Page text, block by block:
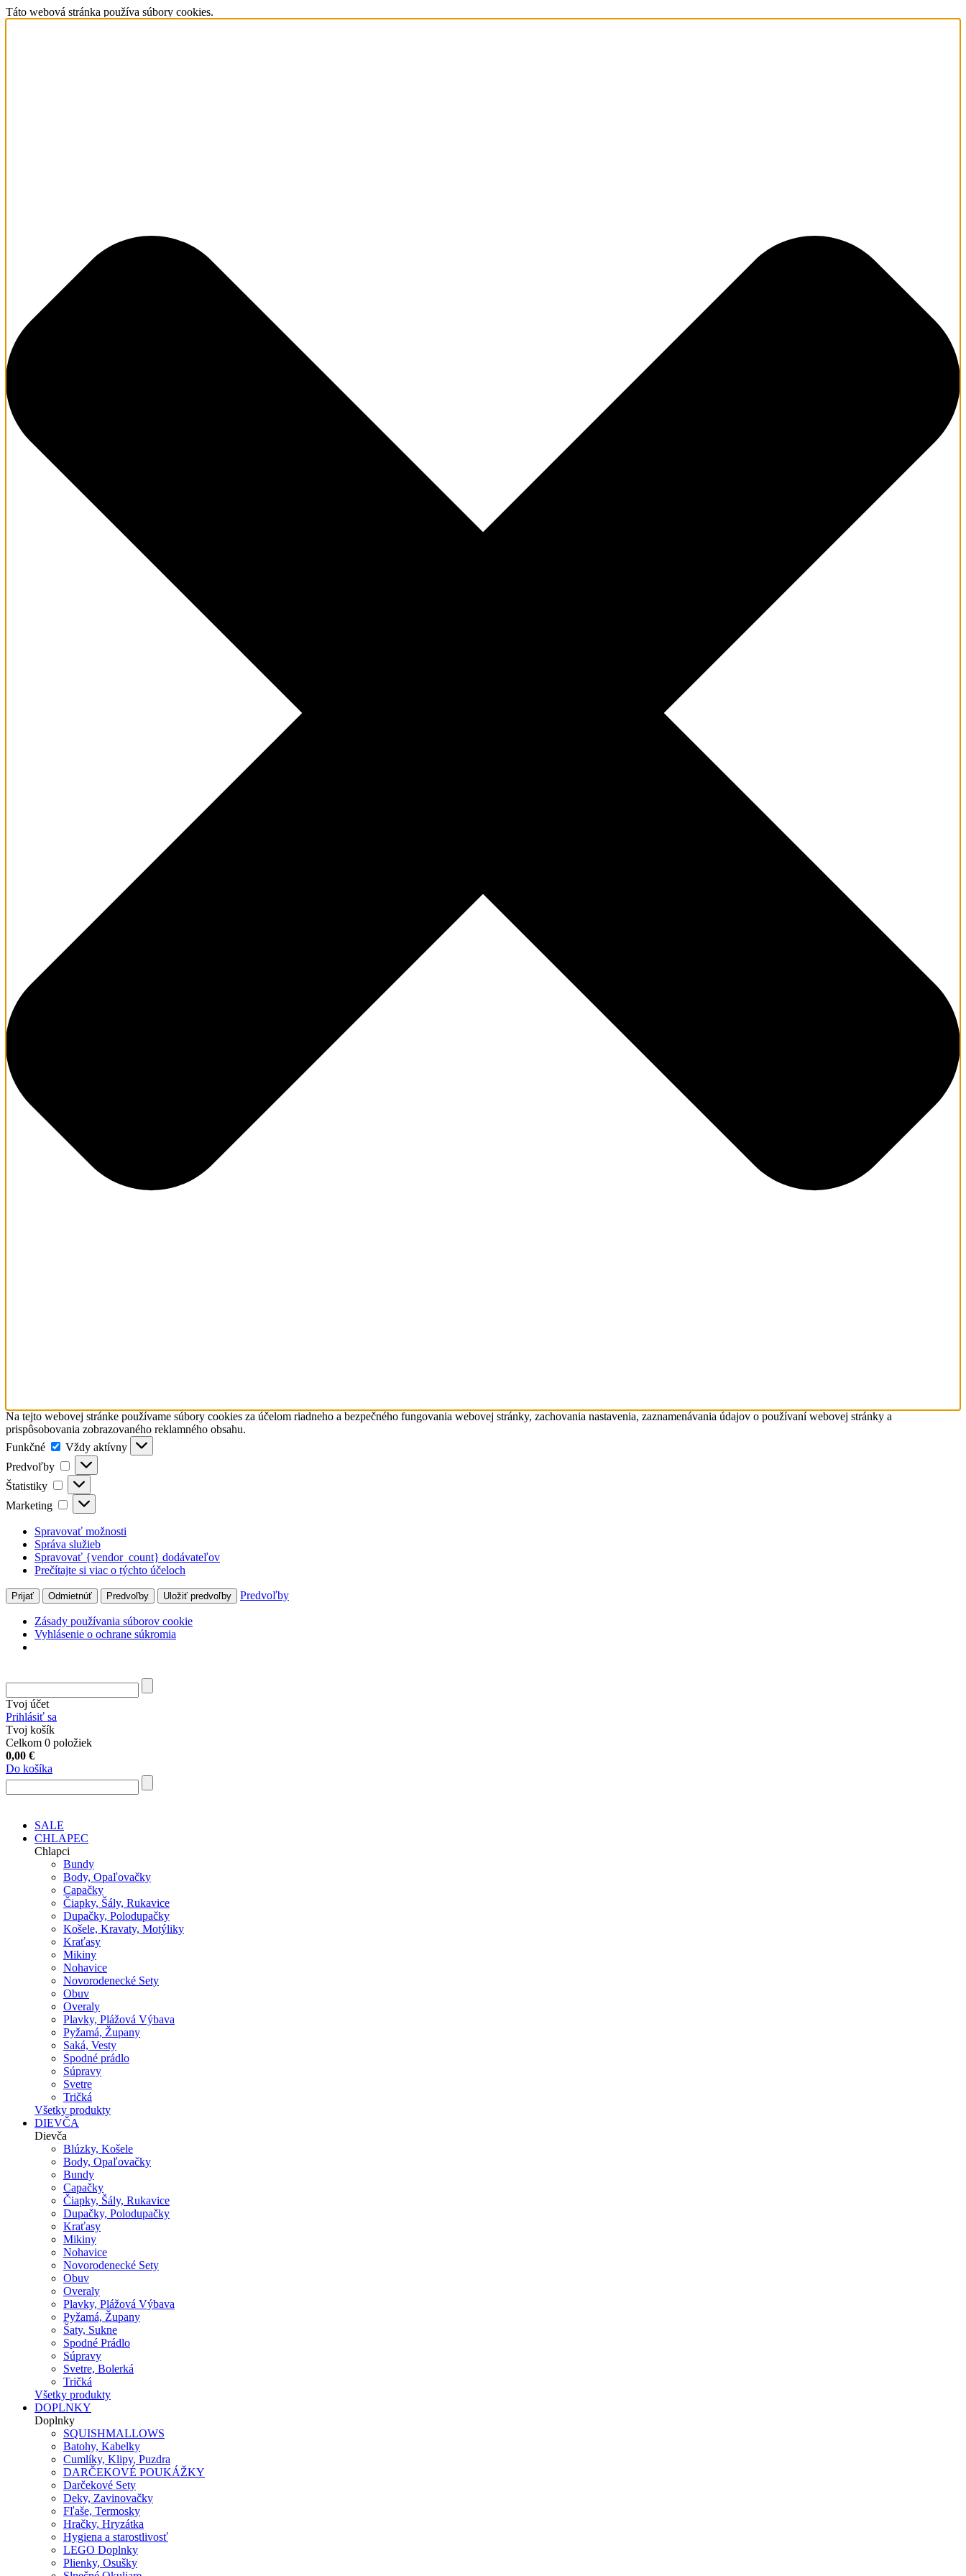
Táto webová stránka používa súbory cookies.
Na tejto webovej stránke používame súbory cookies za účelom riadneho a bezpečného fungovania webovej stránky, zachovania nastavenia, zaznamenávania údajov o používaní webovej stránky a
prispôsobovania zobrazovaného reklamného obsahu.
Funkčné
Funkčné
Vždy aktívny
Predvoľby
Predvoľby
Štatistiky Štatistiky
Marketing Marketing
Spravovať možnosti
Správa služieb
Spravovať {vendor_count} dodávateľov
Prečítajte si viac o týchto účeloch
Prijať Odmietnúť Predvoľby Uložiť predvoľby Predvoľby
Zásady používania súborov cookie
Vyhlásenie o ochrane súkromia
Tvoj účet
Prihlásiť sa
Tvoj košík
Celkom 0 položiek
0,00 €
Do košíka
SALE
CHLAPEC
Chlapci
Bundy
Body, Opaľovačky
Capačky
Čiapky, Šály, Rukavice
Dupačky, Polodupačky
Košele, Kravaty, Motýliky
Kraťasy
Mikiny
Nohavice
Novorodenecké Sety
Obuv
Overaly
Plavky, Plážová Výbava
Pyžamá, Župany
Saká, Vesty
Spodné prádlo
Súpravy
Svetre
Tričká
Všetky produkty
DIEVČA
Dievča
Blúzky, Košele
Body, Opaľovačky
Bundy
Capačky
Čiapky, Šály, Rukavice
Dupačky, Polodupačky
Kraťasy
Mikiny
Nohavice
Novorodenecké Sety
Obuv
Overaly
Plavky, Plážová Výbava
Pyžamá, Župany
Šaty, Sukne
Spodné Prádlo
Súpravy
Svetre, Bolerká
Tričká
Všetky produkty
DOPLNKY
Doplnky
SQUISHMALLOWS
Batohy, Kabelky
Cumlíky, Klipy, Puzdra
DARČEKOVÉ POUKÁŽKY
Darčekové Sety
Deky, Zavinovačky
Fľaše, Termosky
Hračky, Hryzátka
Hygiena a starostlivosť
LEGO Doplnky
Plienky, Osušky